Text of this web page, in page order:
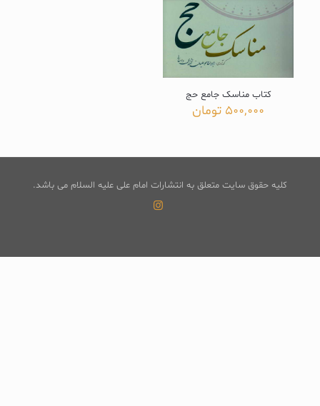
کتاب مناسک جامع حج
500,000 تومان
کلیه حقوق سایت متعلق به انتشارات امام علی علیه السلام می باشد.